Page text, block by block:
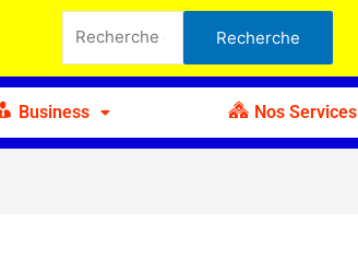
pour :
Recherche
Business Nos Services